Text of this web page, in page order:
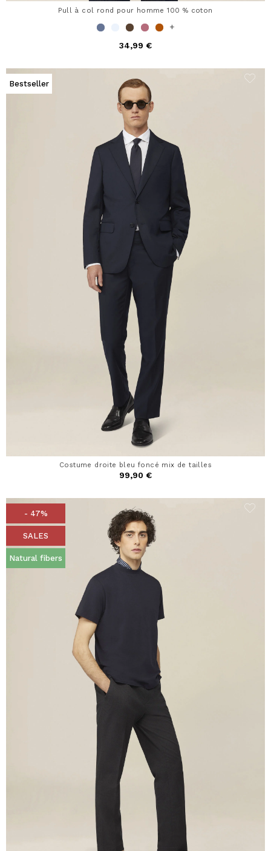
Pull à col rond pour homme 100 % coton
+
34,99 €
Bestseller
Costume droite bleu foncé mix de tailles
99,90 €
- 47%
SALES
Natural fibers